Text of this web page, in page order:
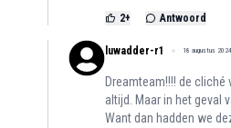
2+ Antwoord
luwadder-r1 18 augustus
Dreamteam!!!! de
altijd. Maar in het geval
Want dan hadden we